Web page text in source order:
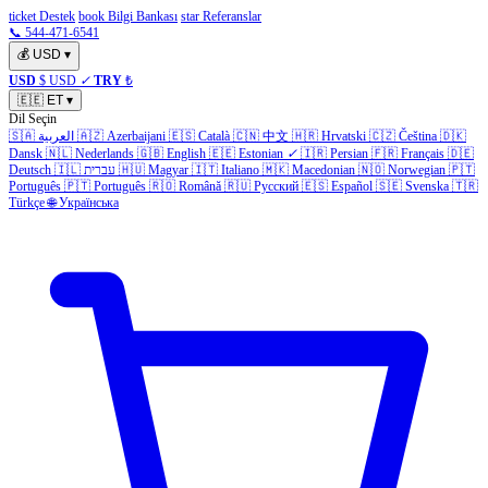
ticket Destek book Bilgi Bankası star Referanslar
📞 544-471-6541
💰 USD ▾
USD $ USD ✓ TRY ₺
🇪🇪 ET ▾
Dil Seçin
🇸🇦 العربية 🇦🇿 Azerbaijani 🇪🇸 Català 🇨🇳 中文 🇭🇷 Hrvatski 🇨🇿 Čeština 🇩🇰
Dansk 🇳🇱 Nederlands 🇬🇧 English 🇪🇪 Estonian ✓ 🇮🇷 Persian 🇫🇷 Français 🇩🇪
Deutsch 🇮🇱 עברית 🇭🇺 Magyar 🇮🇹 Italiano 🇲🇰 Macedonian 🇳🇴 Norwegian 🇵🇹
Português 🇵🇹 Português 🇷🇴 Română 🇷🇺 Русский 🇪🇸 Español 🇸🇪 Svenska 🇹🇷
Türkçe 🌐 Українська